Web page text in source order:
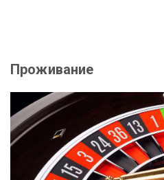
Проживание